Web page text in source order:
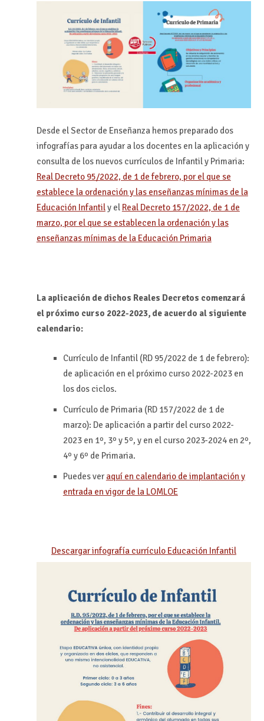
Desde el Sector de Enseñanza hemos preparado dos
infografías para ayudar a los docentes en la aplicación y
consulta de los nuevos currículos de Infantil y Primaria:
Real Decreto 95/2022, de 1 de febrero, por el que se
establece la ordenación y las enseñanzas mínimas de la
Educación Infantily el Real Decreto 157/2022, de 1 de
marzo, por el que se establecen la ordenación y las
enseñanzas mínimas de la Educación Primaria
La aplicación de dichos Reales Decretos comenzará
el próximo curso 2022-2023, de acuerdo al siguiente
calendario:
Currículo de Infantil (RD 95/2022 de 1 de febrero):
de aplicación en el próximo curso 2022-2023 en
los dos ciclos.
Currículo de Primaria (RD 157/2022 de 1 de
marzo): De aplicación a partir del curso 2022-
2023 en 1º, 3º y 5º, y en el curso 2023-2024 en 2º,
4º y 6º de Primaria.
Puedes ver aquí en calendario de implantación y
entrada en vigor de la LOMLOE
Descargar infografía currículo Educación Infantil